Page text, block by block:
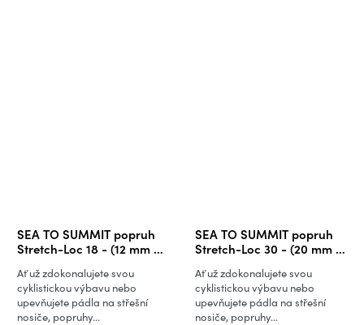
SEA TO SUMMIT popruh
Stretch-Loc 18 - (12 mm x
Ať už zdokonalujete svou
cyklistickou výbavu nebo
upevňujete pádla na střešní
nosiče, popruhy...
SEA TO SUMMIT popruh
Stretch-Loc 30 - (20 mm x
Ať už zdokonalujete svou
cyklistickou výbavu nebo
upevňujete pádla na střešní
nosiče, popruhy...